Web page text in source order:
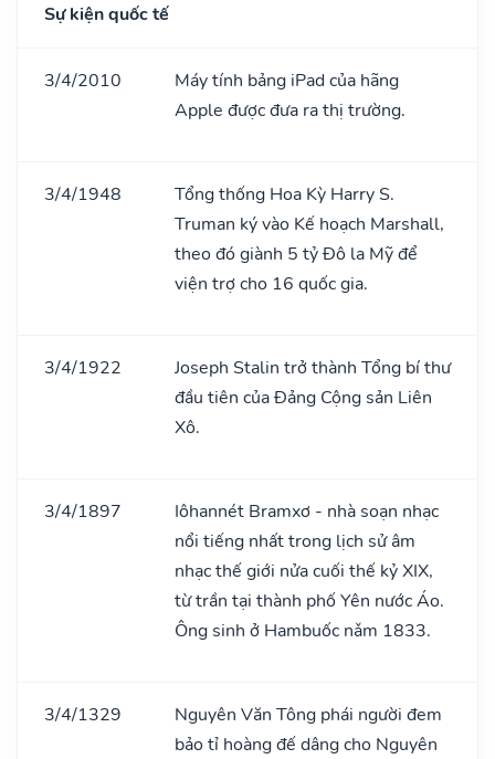
Sự kiện quốc tế
3/4/2010
Máy tính bảng iPad của hãng
Apple được đưa ra thị trường.
3/4/1948
Tổng thống Hoa Kỳ Harry S.
Truman ký vào Kế hoạch Marshall,
theo đó giành 5 tỷ Đô la Mỹ để
viện trợ cho 16 quốc gia.
3/4/1922
Joseph Stalin trở thành Tổng bí thư
đầu tiên của Đảng Cộng sản Liên
Xô.
3/4/1897
Iôhannét Bramxơ - nhà soạn nhạc
nổi tiếng nhất trong lịch sử âm
nhạc thế giới nửa cuối thế kỷ XIX,
từ trần tại thành phố Yên nước Áo.
Ông sinh ở Hambuốc nǎm 1833.
3/4/1329
Nguyên Văn Tông phái người đem
bảo tỉ hoàng đế dâng cho Nguyên